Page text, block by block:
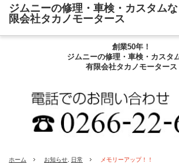
創業50年！
ジムニーの修理・車検・カスタ
有限会社タカノモータース
ホーム お知らせ 日常 メモリーアップ！！